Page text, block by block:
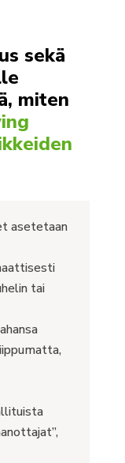
sekä
miten
asetetaan
tai